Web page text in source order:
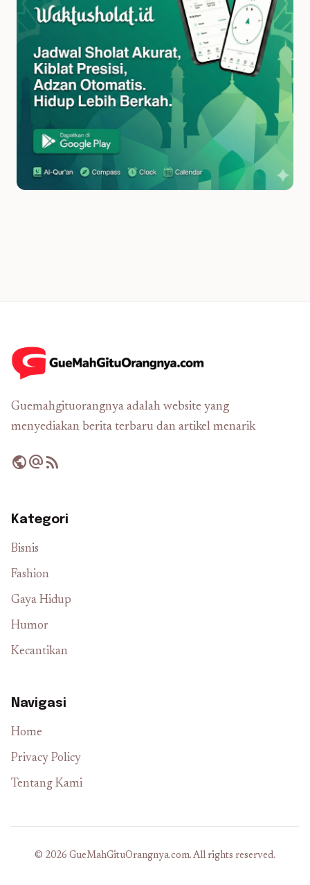
Guemahgituorangnya adalah website yang
menyediakan berita terbaru dan artikel menarik
publicalternate_emailrss_feed
Kategori
Bisnis
Fashion
Gaya Hidup
Humor
Kecantikan
Navigasi
Home
Privacy Policy
Tentang Kami
© 2026 GueMahGituOrangnya.com. All rights reserved.